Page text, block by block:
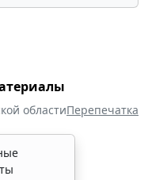
областиПерепечатка